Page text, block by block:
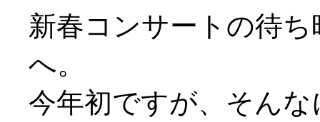
新春コンサートの待
へ。
今年初ですが、そん